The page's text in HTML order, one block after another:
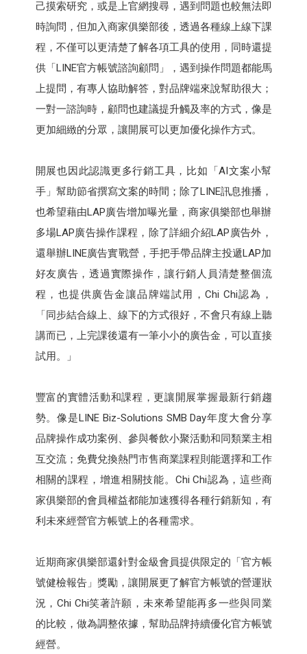
己摸索研究，或是上官網搜尋，遇到問題也較無法即
時詢問，但加入商家俱樂部後，透過各種線上線下課
程，不僅可以更清楚了解各項工具的使用，同時還提
供「LINE官方帳號諮詢顧問」，遇到操作問題都能馬
上提問，有專人協助解答，對品牌端來說幫助很大；
一對一諮詢時，顧問也建議提升觸及率的方式，像是
更加細緻的分眾，讓開展可以更加優化操作方式。
開展也因此認識更多行銷工具，比如「AI文案小幫
手」幫助節省撰寫文案的時間；除了LINE訊息推播，
也希望藉由LAP廣告增加曝光量，商家俱樂部也舉辦
多場LAP廣告操作課程，除了詳細介紹LAP廣告外，
還舉辦LINE廣告實戰營，手把手帶品牌主投遞LAP加
好友廣告，透過實際操作，讓行銷人員清楚整個流
程，也提供廣告金讓品牌端試用，Chi Chi認為，
「同步結合線上、線下的方式很好，不會只有線上聽
講而已，上完課後還有一筆小小的廣告金，可以直接
試用。」
豐富的實體活動和課程，更讓開展掌握最新行銷趨
勢。像是LINE Biz-Solutions SMB Day年度大會分享
品牌操作成功案例、參與餐飲小聚活動和同類業主相
互交流；免費兌換熱門市售商業課程則能選擇和工作
相關的課程，增進相關技能。Chi Chi認為，這些商
家俱樂部的會員權益都能加速獲得各種行銷新知，有
利未來經營官方帳號上的各種需求。
近期商家俱樂部還針對金級會員提供限定的「官方帳
號健檢報告」獎勵，讓開展更了解官方帳號的營運狀
況，Chi Chi笑著許願，未來希望能再多一些與同業
的比較，做為調整依據，幫助品牌持續優化官方帳號
經營。